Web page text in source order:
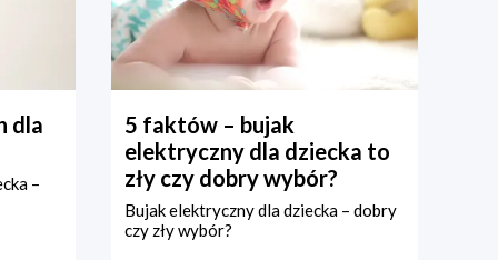
dla
–
5 faktów – bujak
elektryczny dla dziecka to
zły czy dobry wybór?
Bujak elektryczny dla dziecka – dobry
czy zły wybór?